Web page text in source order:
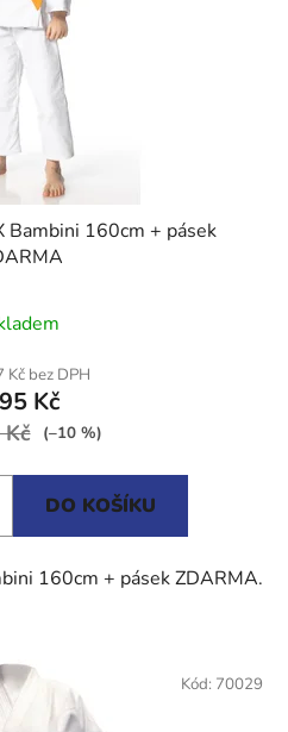
Bambini 160cm + pásek
hodnocení
produktu
je
5,0
Kč bez DPH
Kč
(–10 %)
DO KOŠÍKU
160cm + pásek ZDARMA.
Kód: 70029